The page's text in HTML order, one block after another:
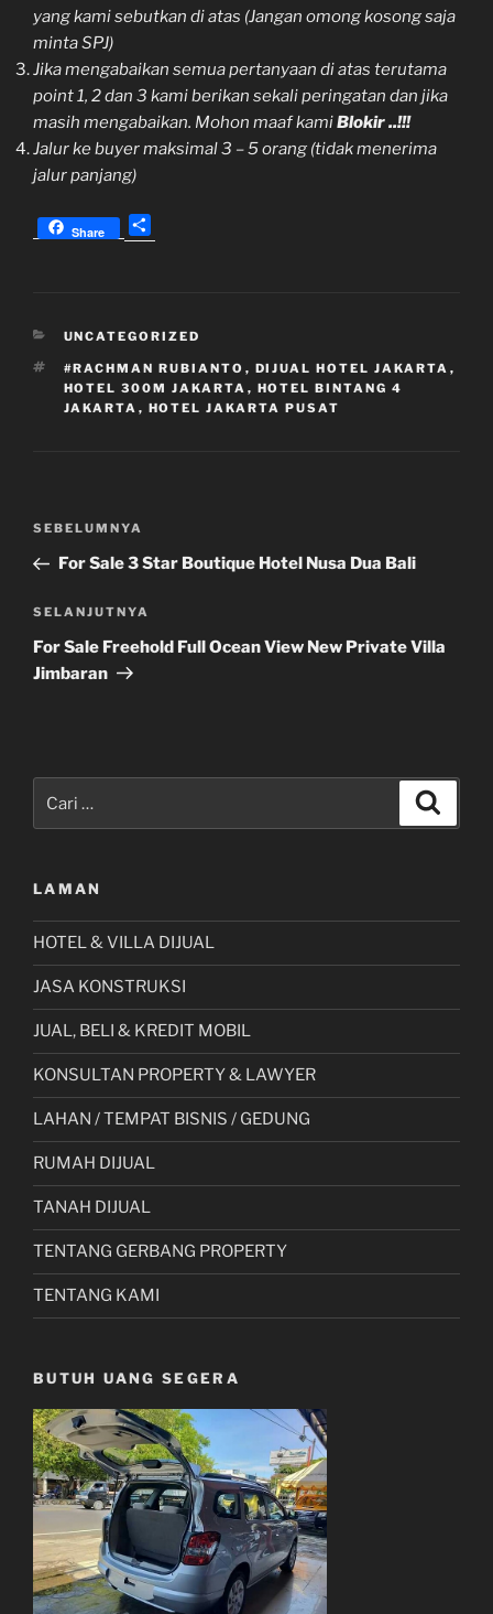
yang kami sebutkan di atas (Jangan omong kosong saja
minta SPJ)
Jika mengabaikan semua pertanyaan di atas terutama
point 1, 2 dan 3 kami berikan sekali peringatan dan jika
masih mengabaikan. Mohon maaf kamiBlokir ..!!!
Jalur ke buyer maksimal 3 – 5 orang (tidak menerima
jalur panjang)
Share
h
KATEGORI
UNCATEGORIZED
TAG
#RACHMAN RUBIANTO , DIJUAL HOTEL JAKARTA ,
HOTEL 300M JAKARTA , HOTEL BINTANG 4
JAKARTA , HOTEL JAKARTA PUSAT
Navigasi
Pos
Sebelumnya
SEBELUMNYA
For Sale 3 Star Boutique Hotel Nusa Dua Bali
Pos
Selanjutnya
SELANJUTNYA
For Sale Freehold Full Ocean View New Private Villa
Jimbaran
untuk:
LAMAN
HOTEL & VILLA DIJUAL
JASA KONSTRUKSI
JUAL, BELI & KREDIT MOBIL
KONSULTAN PROPERTY & LAWYER
LAHAN / TEMPAT BISNIS / GEDUNG
RUMAH DIJUAL
TANAH DIJUAL
TENTANG GERBANG PROPERTY
TENTANG KAMI
BUTUH UANG SEGERA